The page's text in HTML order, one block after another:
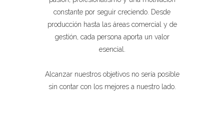
constante por seguir creciendo. Desde
producción hasta las áreas comercial y de
gestión, cada persona aporta un valor
esencial.
Alcanzar nuestros objetivos no sería posible
sin contar con los mejores a nuestro lado.